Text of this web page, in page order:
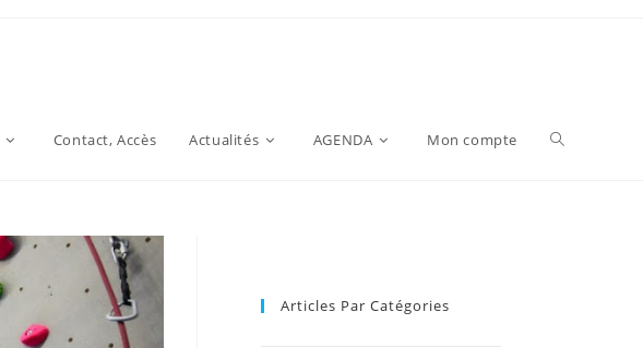
Contact, Accès Actualités AGENDA Mon compte
Articles Par Catégories